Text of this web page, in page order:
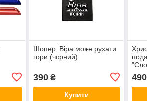
Шопер: Віра може рухати
гори (чорний)
390₴
Купити
490